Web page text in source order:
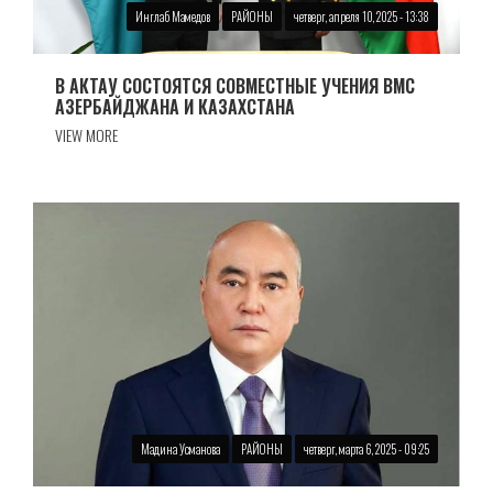
Инглаб Мамедов РАЙОНЫ четверг, апреля 10, 2025 - 13:38
В АКТАУ СОСТОЯТСЯ СОВМЕСТНЫЕ УЧЕНИЯ ВМС
АЗЕРБАЙДЖАНА И КАЗАХСТАНА
VIEW MORE
Мадина Усманова РАЙОНЫ четверг, марта 6, 2025 - 09:25